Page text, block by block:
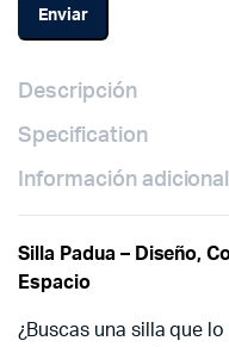
Descripción
Specification
Información adicional
Silla Padua – Diseño,
Espacio
¿Buscas una silla que